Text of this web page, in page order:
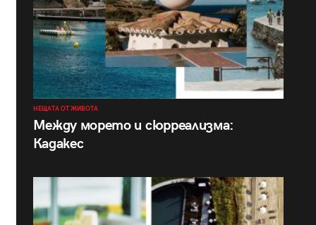
НЕЩАТА ОТ ЖИВОТА
Между морето и сюрреализма:
Кадакес